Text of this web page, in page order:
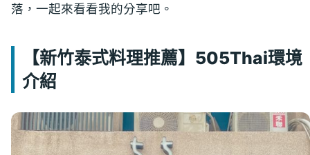
落，一起來看看我的分享吧。
【新竹泰式料理推薦】505Thai環境
介紹